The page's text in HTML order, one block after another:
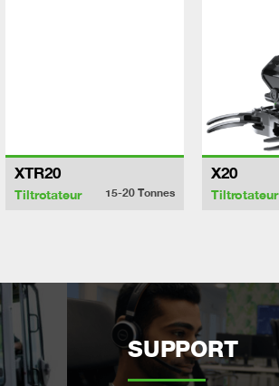
XTR20
Tiltrotateur 15-20Tonnes
X20
Tiltrotateur
SUPPORT